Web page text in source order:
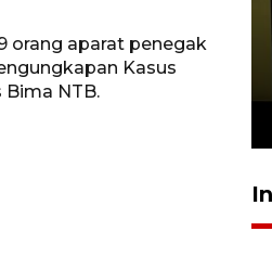
orang aparat penegak
Kasus
Bima NTB.
Skuad Garuda
lawan Kamboja
AFF